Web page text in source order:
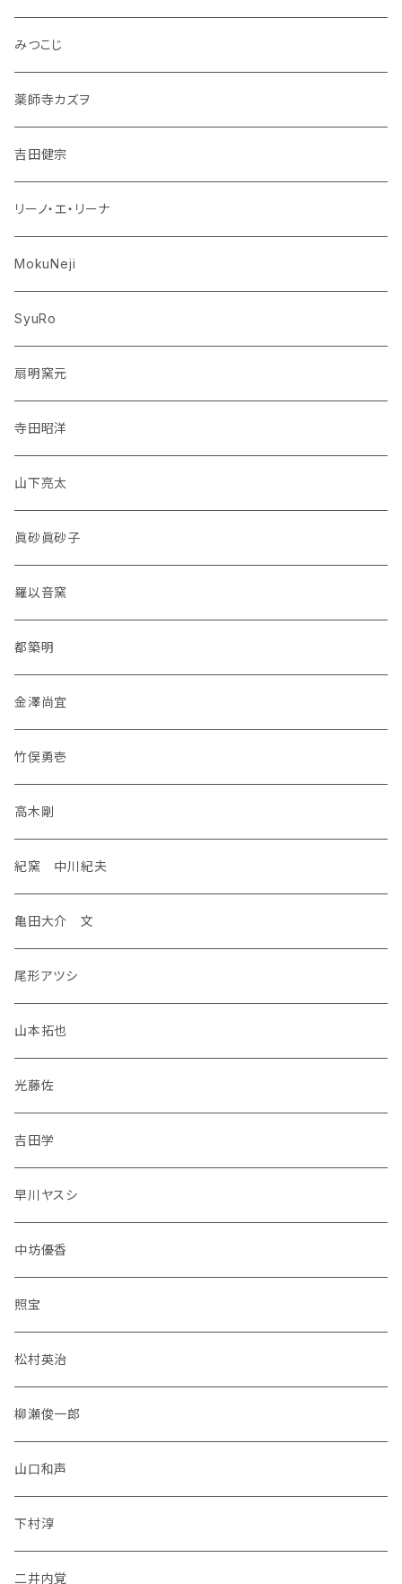
みつこじ
薬師寺カズヲ
吉田健宗
リーノ・エ・リーナ
MokuNeji
SyuRo
扇明窯元
寺田昭洋
山下亮太
眞砂眞砂子
羅以音窯
都築明
金澤尚宜
竹俣勇壱
高木剛
紀窯 中川紀夫
亀田大介 文
尾形アツシ
山本拓也
光藤佐
吉田学
早川ヤスシ
中坊優香
照宝
松村英治
柳瀬俊一郎
山口和声
下村淳
二井内覚